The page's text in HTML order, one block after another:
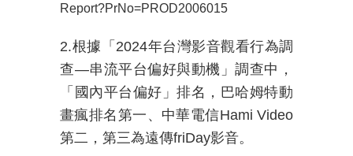
Report?PrNo=PROD2006015
2.根據「 2024年台灣影音觀看行為調
查—串流平台偏好與動機」調查中，
「國內平台偏好」排名，巴哈姆特動
畫瘋排名第一、中華電信Hami Video
第二，第三為遠傳friDay影音。